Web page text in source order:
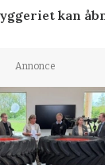
kan
Annonce